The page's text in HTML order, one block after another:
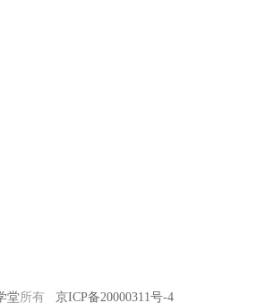
堂所有 京ICP备20000311号-4